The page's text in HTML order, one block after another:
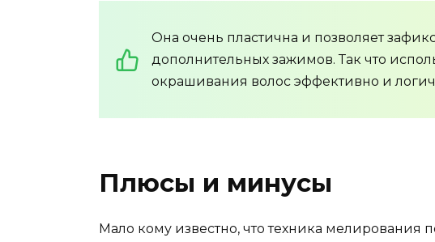
Она очень пластична и позволяет
дополнительных зажимов. Так что
окрашивания волос эффективно и
Плюсы и минусы
Мало кому известно, что техника мелирования